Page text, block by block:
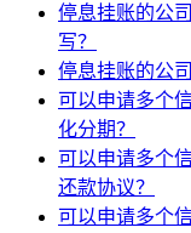
停息挂账的公
写？
停息挂账的公
可以申请多个
化分期？
可以申请多个
还款协议？
可以申请多个